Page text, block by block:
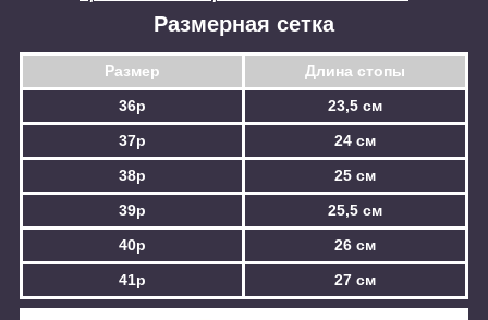
Размер Длина стопы
Размерная сетка
36р
23,5 см
37р
24 см
38р
25 см
39р
25,5 см
40р
26 см
41р
27 см